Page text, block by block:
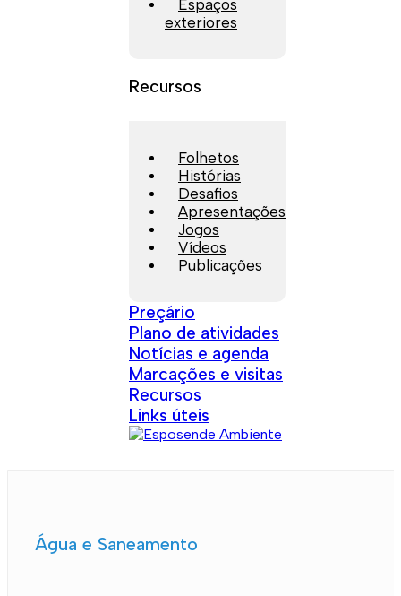
Espaços
exteriores
Recursos
Folhetos
Histórias
Desafios
Apresentações
Jogos
Vídeos
Publicações
Preçário
Plano de atividades
Notícias e agenda
Marcações e visitas
Recursos
Links úteis
Água e Saneamento